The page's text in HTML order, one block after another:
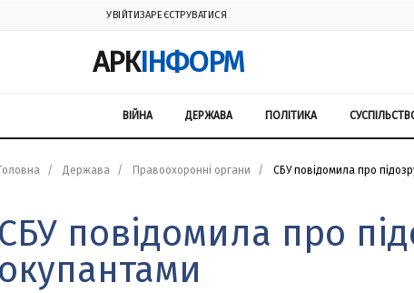
УВІЙТИЗАРЕЄСТРУВАТИСЯ
АРКІНФОРМ
ВІЙНА ДЕРЖАВА ПОЛІТИКА
Держава Правоохоронні органи СБУ повідомила про
повідомила про